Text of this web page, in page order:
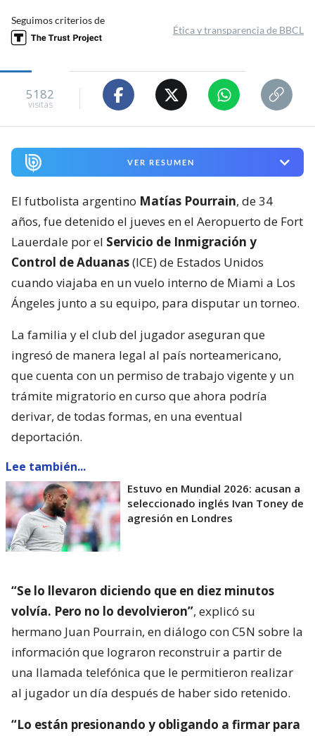
Seguimos criterios de
Ética y transparencia de BBCL
5182
visitas
VER RESUMEN
El futbolista argentino Matías Pourrain, de 34
años, fue detenido el jueves en el Aeropuerto de Fort
Lauerdale por el Servicio de Inmigración y
Control de Aduanas(ICE) de Estados Unidos
cuando viajaba en un vuelo interno de Miami a Los
Ángeles junto a su equipo, para disputar un torneo.
La familia y el club del jugador aseguran que
ingresó de manera legal al país norteamericano,
que cuenta con un permiso de trabajo vigente y un
trámite migratorio en curso que ahora podría
derivar, de todas formas, en una eventual
deportación.
Lee también...
Estuvo en Mundial 2026: acusan a
seleccionado inglés Ivan Toney de
agresión en Londres
“Se lo llevaron diciendo que en diez minutos
volvía. Pero no lo devolvieron”, explicó su
hermano Juan Pourrain, en diálogo con C5N sobre la
información que lograron reconstruir a partir de
una llamada telefónica que le permitieron realizar
al jugador un día después de haber sido retenido.
“Lo están presionando y obligando a firmar para